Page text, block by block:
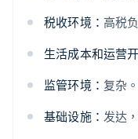
税收环境： 高税
生活成本和运营
监管环境： 复杂。
基础设施： 发达